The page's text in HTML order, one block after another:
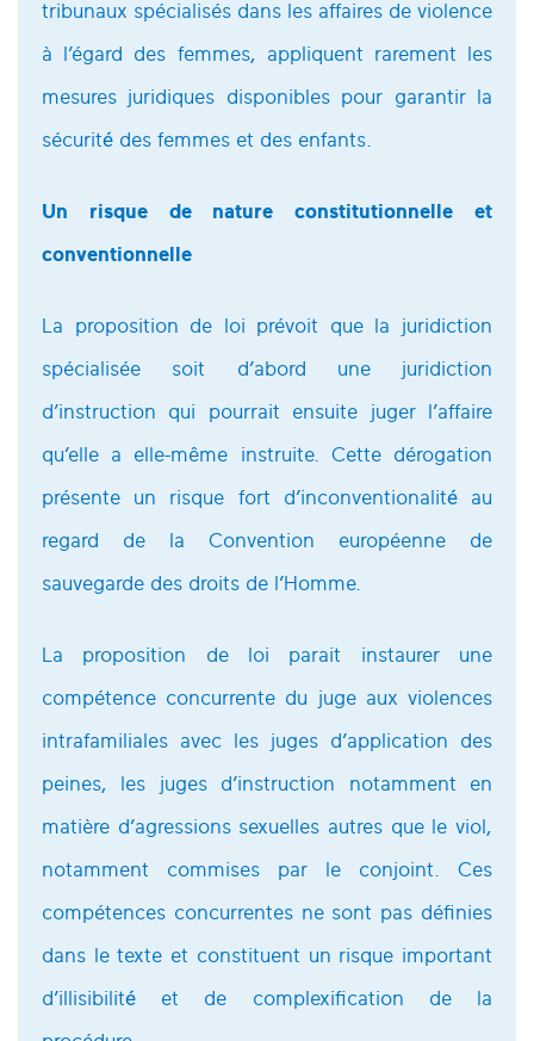
tribunaux spécialisés dans les affaires de violence
à l’égard des femmes, appliquent rarement les
mesures juridiques disponibles pour garantir la
sécurité́ des femmes et des enfants.
Un risque de nature constitutionnelle et
conventionnelle
La proposition de loi prévoit que la juridiction
spécialisée soit d’abord une juridiction
d’instruction qui pourrait ensuite juger l’affaire
qu’elle a elle-même instruite. Cette dérogation
présente un risque fort d’inconventionalité́ au
regard de la Convention européenne de
sauvegarde des droits de l’Homme.
La proposition de loi parait instaurer une
compétence concurrente du juge aux violences
intrafamiliales avec les juges d’application des
peines, les juges d’instruction notamment en
matière d’agressions sexuelles autres que le viol,
notamment commises par le conjoint. Ces
compétences concurrentes ne sont pas définies
dans le texte et constituent un risque important
d’illisibilité́ et de complexification de la